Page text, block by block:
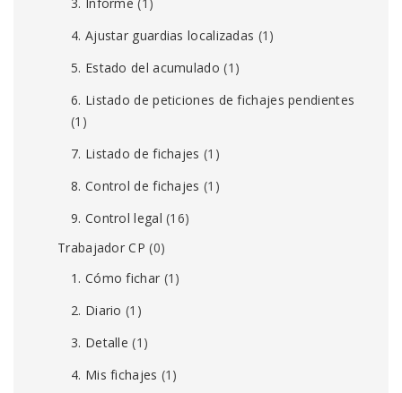
3. Informe (1)
4. Ajustar guardias localizadas (1)
5. Estado del acumulado (1)
6. Listado de peticiones de fichajes pendientes
(1)
7. Listado de fichajes (1)
8. Control de fichajes (1)
9. Control legal (16)
Trabajador CP (0)
1. Cómo fichar (1)
2. Diario (1)
3. Detalle (1)
4. Mis fichajes (1)